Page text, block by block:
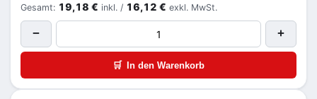
Gesamt: 19,18 € inkl. / 16,12 € exkl. MwSt.
− +
🛒 In den Warenkorb